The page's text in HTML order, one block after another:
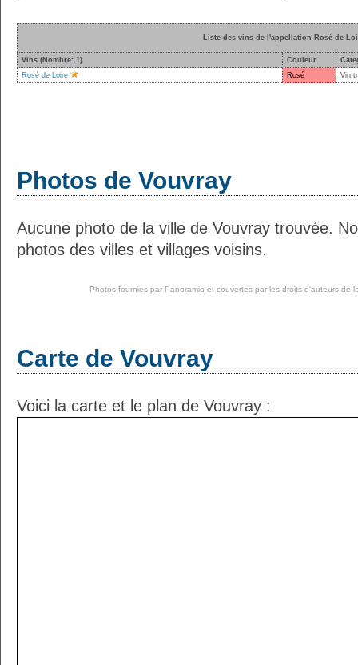
Liste des vins de l'appellation Rosé de
Vins (Nombre: 1) Couleur
Rosé de Loire
Rosé Vin
Photos de Vouvray
Aucune photo de la ville de Vouvray trouvée.
photos des villes et villages voisins.
Photos fournies par Panoramio et couvertes par les droits d'auteurs de
Carte de Vouvray
Voici la carte et le plan de Vouvray :